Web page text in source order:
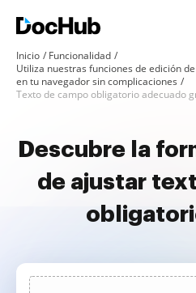
Inicio
Funcionalidad
Utiliza nuestras funciones de edición
en tu navegador sin complicaciones
Texto de campo obligatorio adecuado
Descubre la
de ajustar